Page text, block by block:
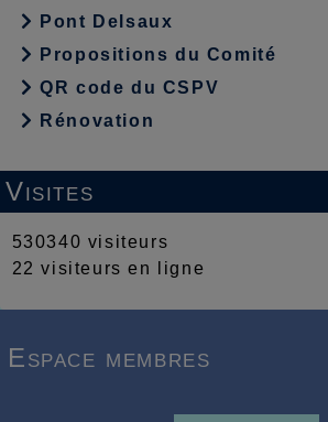
Pont Delsaux
Propositions du Comité
QR code du CSPV
Rénovation
Visites
530340 visiteurs
22 visiteurs en ligne
Espace membres